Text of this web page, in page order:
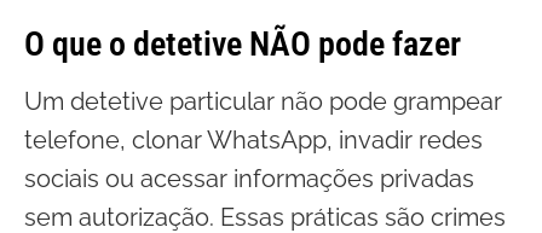
O que o detetive NÃO pode fazer
Um detetive particular não pode grampear
telefone, clonar WhatsApp, invadir redes
sociais ou acessar informações privadas
sem autorização. Essas práticas são crimes